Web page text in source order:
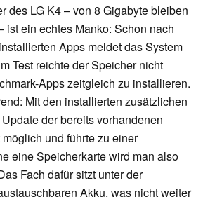
des LG K4 – von 8 Gigabyte bleiben
ist ein echtes Manko: Schon nach
Apps meldet das System
Test reichte der Speicher nicht
Apps zeitgleich zu installieren.
Mit den installierten zusätzlichen
der bereits vorhandenen
und führte zu einer
eine Speicherkarte wird man also
Fach dafür sitzt unter der
Akku, was nicht weiter